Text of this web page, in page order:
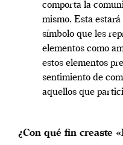
comporta la
mismo. Esta
símbolo que les
elementos como
estos elementos
sentimiento de
aquellos que
¿Con qué fin creaste